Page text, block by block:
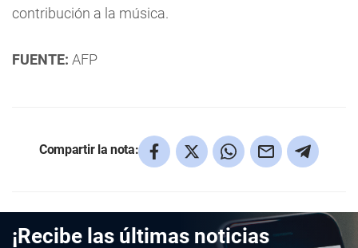
contribución a la música.
FUENTE: AFP
Compartir la nota:
¡Recibe las últimas noticias